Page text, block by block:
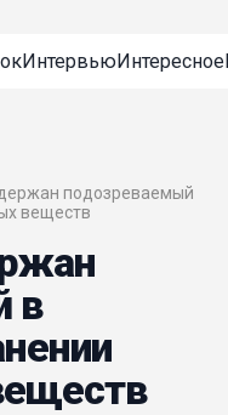
ИнтервьюИнтересное
подозреваемый
веществ
в